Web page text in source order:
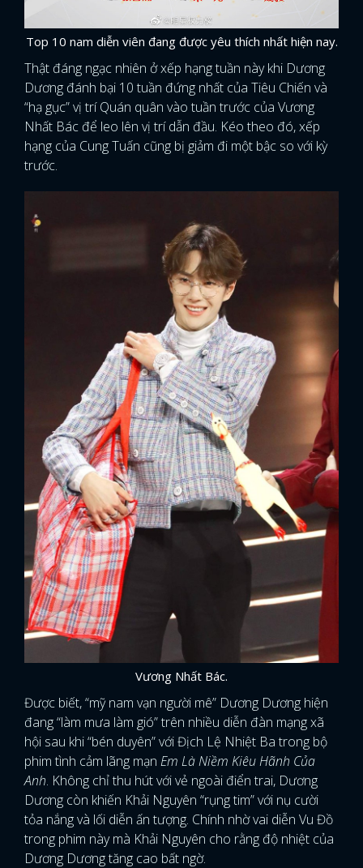
Top 10 nam diễn viên đang được yêu thích nhất hiện nay.
Thật đáng ngạc nhiên ở xếp hạng tuần này khi Dương
Dương đánh bại 10 tuần đứng nhất của Tiêu Chiến và
“hạ gục” vị trí Quán quân vào tuần trước của Vương
Nhất Bác để leo lên vị trí dẫn đầu. Kéo theo đó, xếp
hạng của Cung Tuấn cũng bị giảm đi một bậc so với kỳ
trước.
Vương Nhất Bác.
Được biết, “mỹ nam vạn người mê” Dương Dương hiện
đang “làm mưa làm gió” trên nhiều diễn đàn mạng xã
hội sau khi “bén duyên” với Địch Lệ Nhiệt Ba trong bộ
phim tình cảm lãng mạn Em Là Niềm Kiêu Hãnh Của
Anh. Không chỉ thu hút với vẻ ngoài điển trai, Dương
Dương còn khiến Khải Nguyên “rụng tim” với nụ cười
tỏa nắng và lối diễn ấn tượng. Chính nhờ vai diễn Vu Đồ
trong phim này mà Khải Nguyên cho rằng độ nhiệt của
Dương Dương tăng cao bất ngờ.